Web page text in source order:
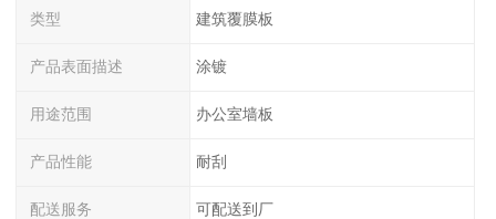
类型 建筑覆膜板
产品表面描述 涂镀
用途范围 办公室墙板
产品性能 耐刮
配送服务 可配送到厂